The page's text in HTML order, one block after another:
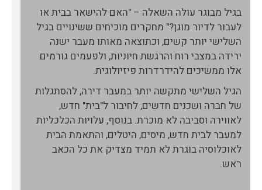
בגיל מבוגר עולה השאלה – "האם להישאר בבית או
לעבור לדיור מוגן?" מחקרים מוכיחים ששינויים בגיל
השלישי יותר קשים, וכתוצאה מאותו מעבר ישנה
ירידה במצבי רוח והרגשת חיוניות, ולפעמים גורמים
אלו ממשיכים להידרדרות פיזיולוגית.
הגיל השלישי מתקשה יותר במעבר דירה, להסתגלות
של חברה ושכנים חדשים, לחיבור ל"בית" חדש,
לאווירה וסביבה לא מוכרת. בנוסף, עלויות הכלכליות
למעבר לבית חדש, מיסים, היטלים, והתאמת הבית
לאוכלוסיה בוגרת לא תמיד מצדיק את כל הכאב
ראש.